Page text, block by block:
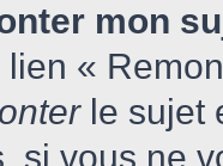
mon
«
le sujet
si vous ne